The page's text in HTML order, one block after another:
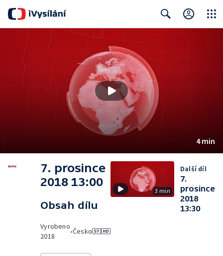
4 min
7. prosince
2018 13:00
Obsah dílu
Vyrobeno
2018
•Česko
3 min
Další díl
7.
prosince
2018
13:30